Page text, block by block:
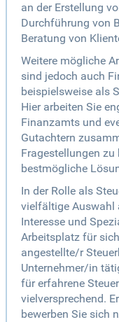
an der Erstellung
Durchführung von
Beratung von
Weitere mögliche
sind jedoch auch
beispielsweise als
Hier arbeiten Sie
Finanzamts und
Gutachtern
Fragestellungen
bestmögliche
In der Rolle als
vielfältige Auswahl
Interesse und
Arbeitsplatz für
angestellte/r
Unternehmer/in
für erfahrene
vielversprechend.
bewerben Sie sich